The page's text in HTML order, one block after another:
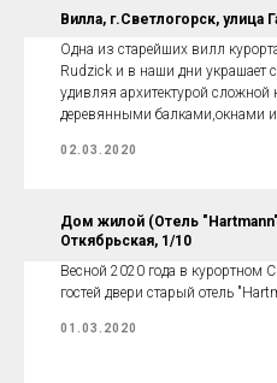
Вилла, г.Светлогорск, улица
Одна из старейших вилл
Rudzick и в наши дни украшает
удивляя архитектурой
деревянными балками,окнами и
02.03.2020
Дом жилой (Отель
Откябрьская, 1/10
Весной 2020 года в курортном
гостей двери старый отель
01.03.2020